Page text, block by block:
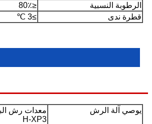
الرطوبة النسبية
≤80٪
قطرة ندى
≥3 ℃
يوصي آلة الرش
H-XP3